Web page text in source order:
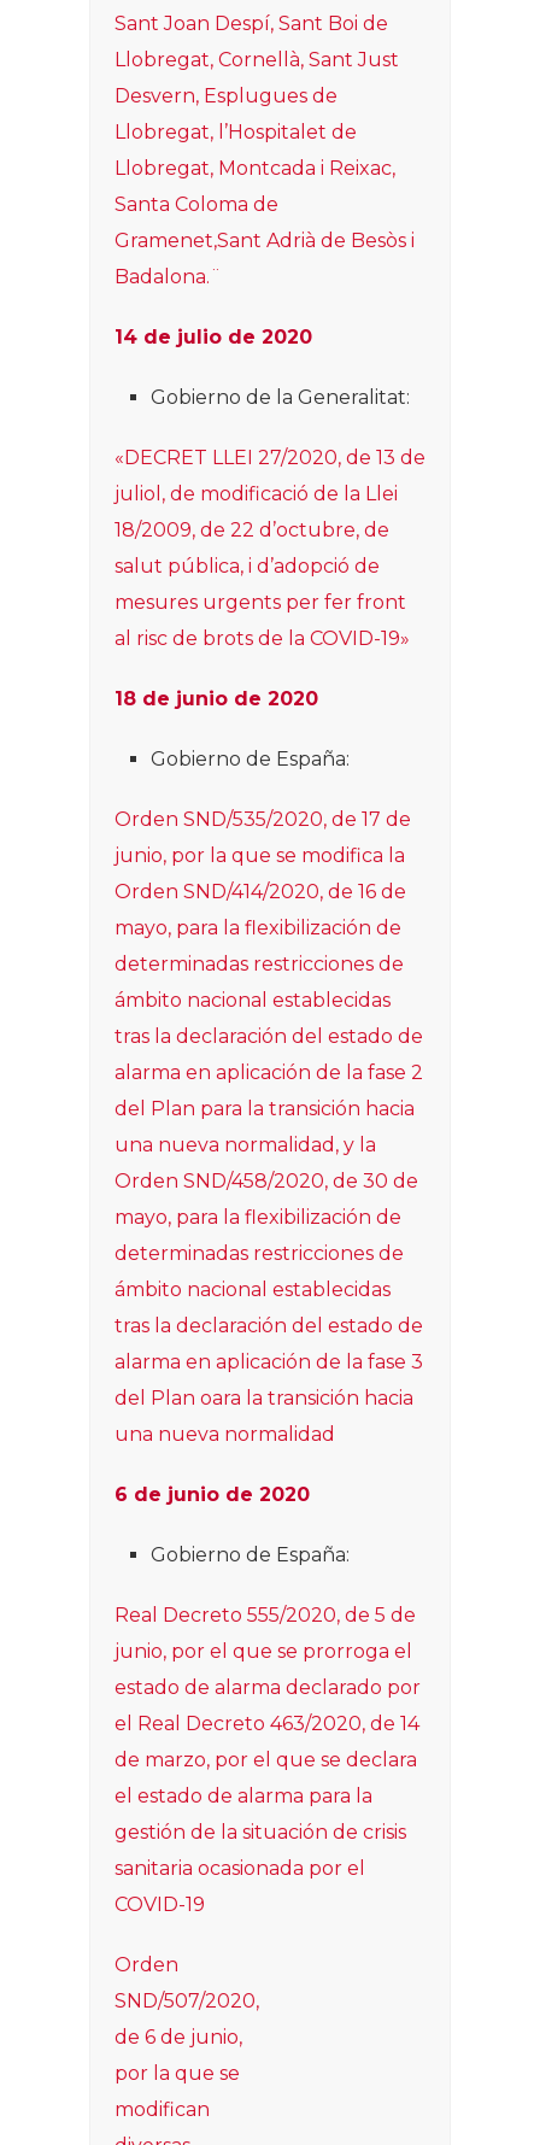
Sant Joan Despí, Sant Boi de
Llobregat, Cornellà, Sant Just
Desvern, Esplugues de
Llobregat, l’Hospitalet de
Llobregat, Montcada i Reixac,
Santa Coloma de
Gramenet,Sant Adrià de Besòs i
Badalona.¨
14 de julio de 2020
Gobierno de la Generalitat:
«DECRET LLEI 27/2020, de 13 de
juliol, de modificació de la Llei
18/2009, de 22 d’octubre, de
salut pública, i d’adopció de
mesures urgents per fer front
al risc de brots de la COVID-19»
18 de junio de 2020
Gobierno de España:
Orden SND/535/2020, de 17 de
junio, por la que se modifica la
Orden SND/414/2020, de 16 de
mayo, para la flexibilización de
determinadas restricciones de
ámbito nacional establecidas
tras la declaración del estado de
alarma en aplicación de la fase 2
del Plan para la transición hacia
una nueva normalidad, y la
Orden SND/458/2020, de 30 de
mayo, para la flexibilización de
determinadas restricciones de
ámbito nacional establecidas
tras la declaración del estado de
alarma en aplicación de la fase 3
del Plan oara la transición hacia
una nueva normalidad
6 de junio de 2020
Gobierno de España:
Real Decreto 555/2020, de 5 de
junio, por el que se prorroga el
estado de alarma declarado por
el Real Decreto 463/2020, de 14
de marzo, por el que se declara
el estado de alarma para la
gestión de la situación de crisis
sanitaria ocasionada por el
COVID-19
Orden
SND/507/2020,
de 6 de junio,
por la que se
modifican